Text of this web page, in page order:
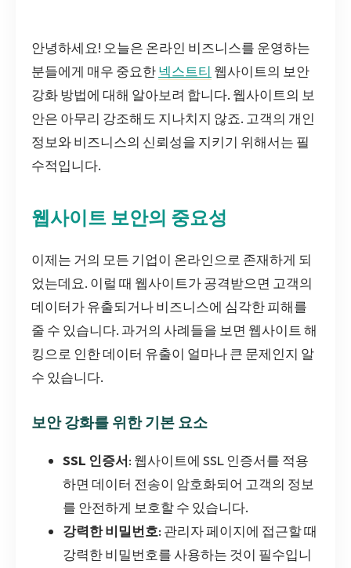
안녕하세요! 오늘은 온라인 비즈니스를 운영하는
분들에게 매우 중요한넥스트티 웹사이트의 보안
강화 방법에 대해 알아보려 합니다. 웹사이트의 보
안은 아무리 강조해도 지나치지 않죠. 고객의 개인
정보와 비즈니스의 신뢰성을 지키기 위해서는 필
수적입니다.
웹사이트 보안의 중요성
이제는 거의 모든 기업이 온라인으로 존재하게 되
었는데요. 이럴 때 웹사이트가 공격받으면 고객의
데이터가 유출되거나 비즈니스에 심각한 피해를
줄 수 있습니다. 과거의 사례들을 보면 웹사이트 해
킹으로 인한 데이터 유출이 얼마나 큰 문제인지 알
수 있습니다.
보안 강화를 위한 기본 요소
SSL 인증서: 웹사이트에 SSL 인증서를 적용
하면 데이터 전송이 암호화되어 고객의 정보
를 안전하게 보호할 수 있습니다.
강력한 비밀번호: 관리자 페이지에 접근할 때
강력한 비밀번호를 사용하는 것이 필수입니